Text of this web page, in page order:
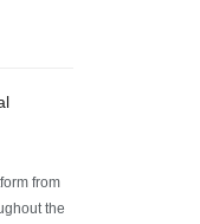
from
the